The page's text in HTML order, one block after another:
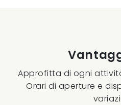
Approfitta di ogni
Orari di aperture e